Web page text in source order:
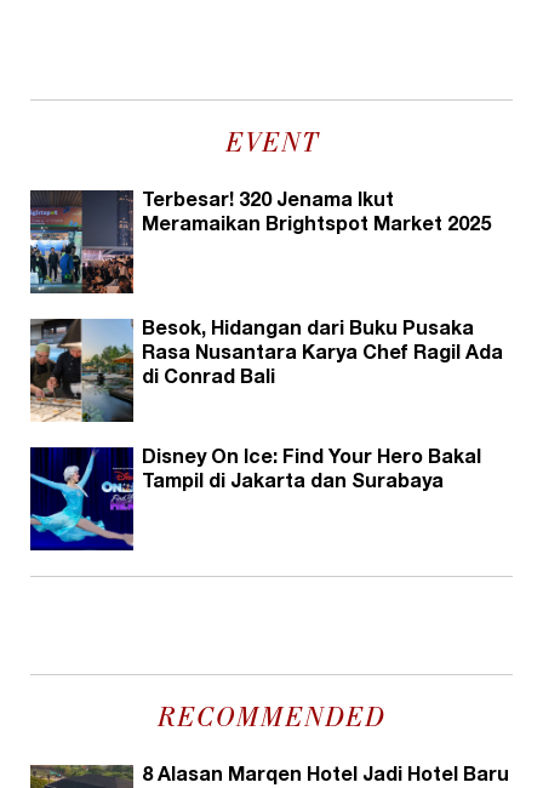
EVENT
Terbesar! 320 Jenama Ikut
Meramaikan Brightspot Market 2025
Besok, Hidangan dari Buku Pusaka
Rasa Nusantara Karya Chef Ragil Ada
di Conrad Bali
Disney On Ice: Find Your Hero Bakal
Tampil di Jakarta dan Surabaya
RECOMMENDED
8 Alasan Marqen Hotel Jadi Hotel Baru